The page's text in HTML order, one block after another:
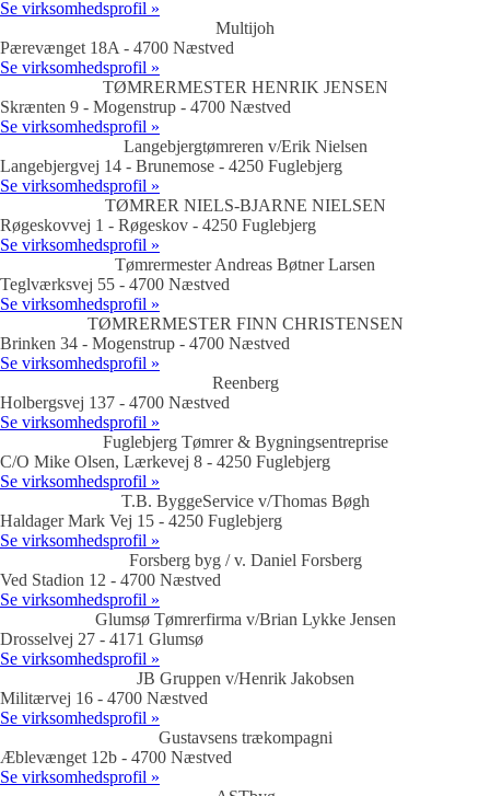
Se virksomhedsprofil »
Multijoh
Pærevænget 18A - 4700 Næstved
Se virksomhedsprofil »
TØMRERMESTER HENRIK JENSEN
Skrænten 9 - Mogenstrup - 4700 Næstved
Se virksomhedsprofil »
Langebjergtømreren v/Erik Nielsen
Langebjergvej 14 - Brunemose - 4250 Fuglebjerg
Se virksomhedsprofil »
TØMRER NIELS-BJARNE NIELSEN
Røgeskovvej 1 - Røgeskov - 4250 Fuglebjerg
Se virksomhedsprofil »
Tømrermester Andreas Bøtner Larsen
Teglværksvej 55 - 4700 Næstved
Se virksomhedsprofil »
TØMRERMESTER FINN CHRISTENSEN
Brinken 34 - Mogenstrup - 4700 Næstved
Se virksomhedsprofil »
Reenberg
Holbergsvej 137 - 4700 Næstved
Se virksomhedsprofil »
Fuglebjerg Tømrer & Bygningsentreprise
C/O Mike Olsen, Lærkevej 8 - 4250 Fuglebjerg
Se virksomhedsprofil »
T.B. ByggeService v/Thomas Bøgh
Haldager Mark Vej 15 - 4250 Fuglebjerg
Se virksomhedsprofil »
Forsberg byg / v. Daniel Forsberg
Ved Stadion 12 - 4700 Næstved
Se virksomhedsprofil »
Glumsø Tømrerfirma v/Brian Lykke Jensen
Drosselvej 27 - 4171 Glumsø
Se virksomhedsprofil »
JB Gruppen v/Henrik Jakobsen
Militærvej 16 - 4700 Næstved
Se virksomhedsprofil »
Gustavsens trækompagni
Æblevænget 12b - 4700 Næstved
Se virksomhedsprofil »